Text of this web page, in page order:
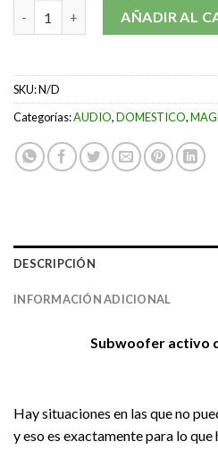
SUBWOOFER MAGNATAÑADIR AL
SKU:N/D
Categorías:AUDIO,DOMESTICO,
DESCRIPCIÓN
INFORMACIÓN ADICIONAL
Subwoofer activo
Hay situaciones en las que no
y eso es exactamente para lo